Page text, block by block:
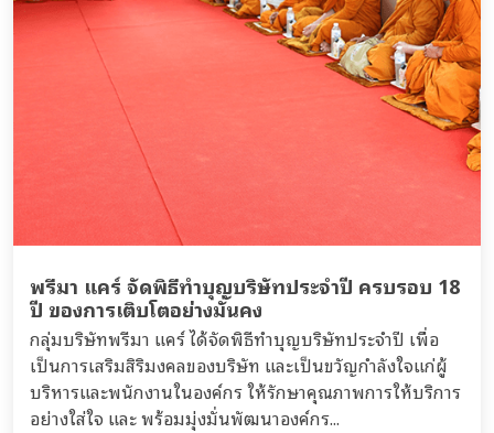
พรีมา แคร์ จัดพิธีทำบุญบริษัทประจำปี ครบรอบ 18
ปี ของการเติบโตอย่างมั่นคง
กลุ่มบริษัทพรีมา แคร์ ได้จัดพิธีทำบุญบริษัทประจำปี เพื่อ
เป็นการเสริมสิริมงคลของบริษัท และเป็นขวัญกำลังใจแก่ผู้
บริหารและพนักงานในองค์กร ให้รักษาคุณภาพการให้บริการ
อย่างใส่ใจ และ พร้อมมุ่งมั่นพัฒนาองค์กร...